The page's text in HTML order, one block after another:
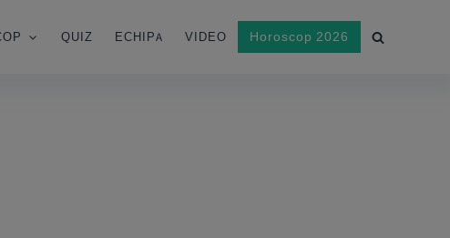
QUIZ ECHIPA VIDEO Horoscop 2026